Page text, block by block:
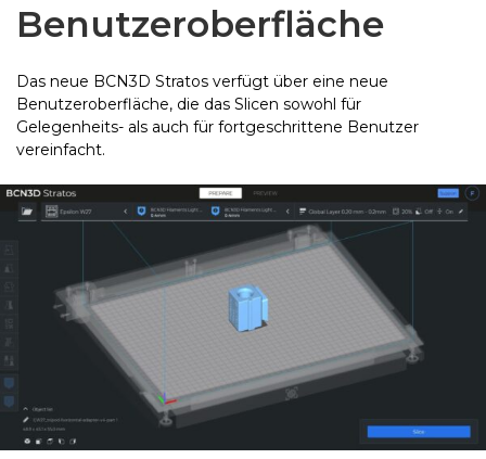
Benutzeroberfläche
Das neue BCN3D Stratos verfügt über eine neue
Benutzeroberfläche, die das Slicen sowohl für
Gelegenheits- als auch für fortgeschrittene Benutzer
vereinfacht.